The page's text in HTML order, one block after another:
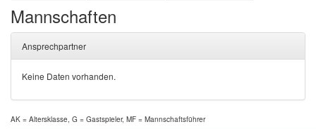
Mannschaften
Ansprechpartner
Keine Daten vorhanden.
AK = Altersklasse, G = Gastspieler, MF = Mannschaftsführer